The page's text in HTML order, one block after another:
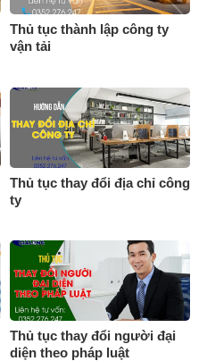
Thủ tục thành lập công ty
vận tải
Thủ tục thay đổi địa chỉ công
ty
Thủ tục thay đổi người đại
diện theo pháp luật